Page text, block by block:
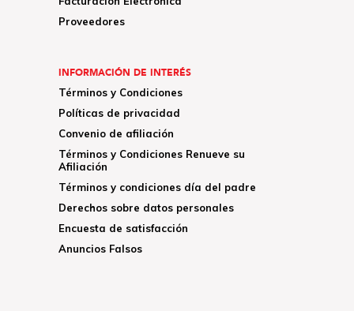
Proveedores
INFORMACIÓN DE INTERÉS
Términos y Condiciones
Políticas de privacidad
Convenio de afiliación
Términos y Condiciones Renueve su
Afiliación
Términos y condiciones día del padre
Derechos sobre datos personales
Encuesta de satisfacción
Anuncios Falsos